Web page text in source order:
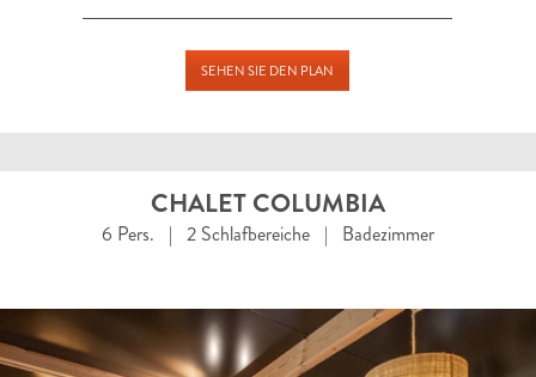
SEHEN SIE DEN PLAN
CHALET COLUMBIA
6 Pers. | 2 Schlafbereiche | Badezimmer